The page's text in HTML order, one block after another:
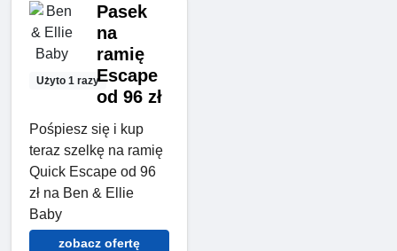
Użyto 1 razy
Pasek
na
ramię
Escape
od 96 zł
Pośpiesz się i kup
teraz szelkę na ramię
Quick Escape od 96
zł na Ben & Ellie
Baby
zobacz ofertę